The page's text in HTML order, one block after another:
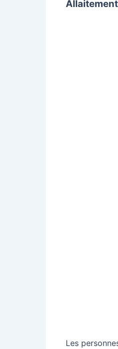
Les